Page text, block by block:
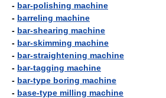
- bar-polishing machine
- barreling machine
- bar-shearing machine
- bar-skimming machine
- bar-straightening machine
- bar-tagging machine
- bar-type boring machine
- base-type milling machine